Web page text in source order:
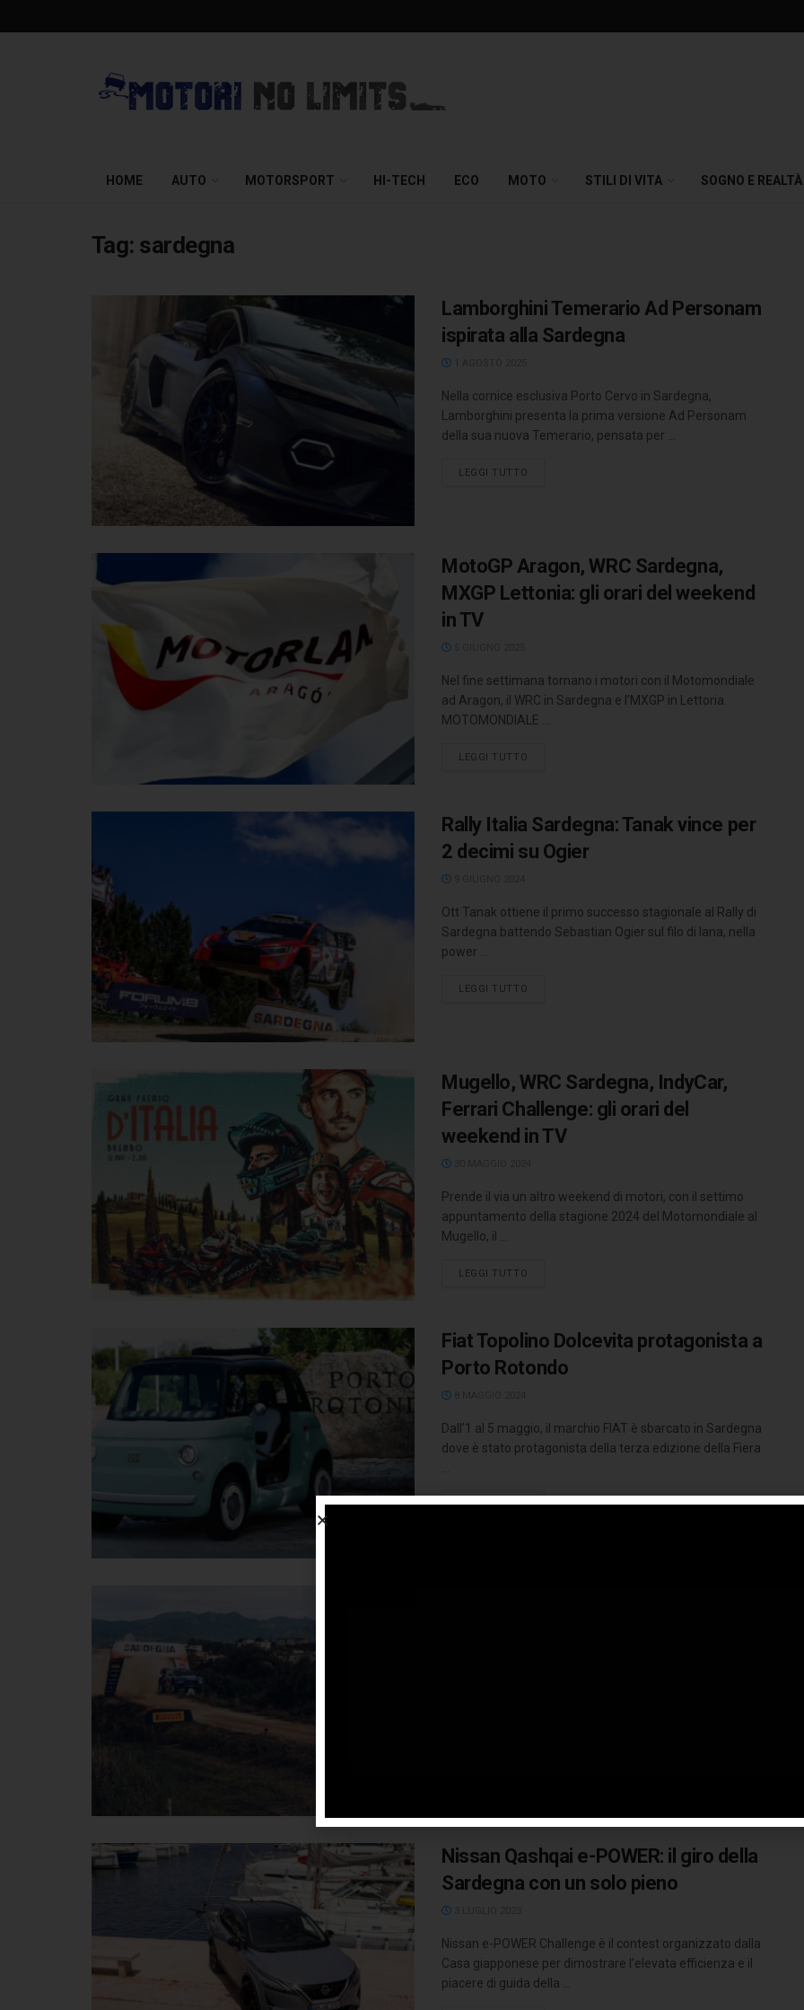
HOME AUTO MOTORSPORT HI-TECH ECO MOTO STILI DI VITA SOGNO E REALTÀ
Tag: sardegna
Lamborghini Temerario Ad Personam
ispirata alla Sardegna
Nella cornice esclusiva Porto Cervo in Sardegna,
Lamborghini presenta la prima versione Ad Personam
della sua nuova Temerario, pensata per ...
LEGGI TUTTO
MotoGP Aragon, WRC Sardegna,
MXGP Lettonia: gli orari del weekend
in TV
Nel fine settimana tornano i motori con il Motomondiale
ad Aragon, il WRC in Sardegna e l’MXGP in Lettoria.
MOTOMONDIALE ...
LEGGI TUTTO
Rally Italia Sardegna: Tanak vince per
2 decimi su Ogier
Ott Tanak ottiene il primo successo stagionale al Rally di
Sardegna battendo Sebastian Ogier sul filo di lana, nella
power ...
LEGGI TUTTO
Mugello, WRC Sardegna, IndyCar,
Ferrari Challenge: gli orari del
weekend in TV
Prende il via un altro weekend di motori, con il settimo
appuntamento della stagione 2024 del Motomondiale al
Mugello, il ...
LEGGI TUTTO
Fiat Topolino Dolcevita protagonista a
Porto Rotondo
Dall’1 al 5 maggio, il marchio FIAT è sbarcato in Sardegna
dove è stato protagonista della terza edizione della Fiera
LEGGI TUTTO
Nissan Qashqai e-POWER: il giro della
Sardegna con un solo pieno
Nissan e-POWER Challenge è il contest organizzato dalla
Casa giapponese per dimostrare l’elevata efficienza e il
piacere di guida della ...